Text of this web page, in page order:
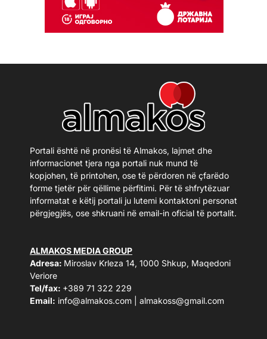
Portali është në pronësi të Almakos, lajmet dhe
informacionet tjera nga portali nuk mund të
kopjohen, të printohen, ose të përdoren në çfarëdo
forme tjetër për qëllime përfitimi. Për të shfrytëzuar
informatat e këtij portali ju lutemi kontaktoni personat
përgjegjës, ose shkruani në email-in oficial të portalit.
ALMAKOS MEDIA GROUP
Adresa: Miroslav Krleza 14, 1000 Shkup, Maqedoni
Veriore
Tel/fax: +389 71 322 229
Email: info@almakos.com almakoss@gmail.com